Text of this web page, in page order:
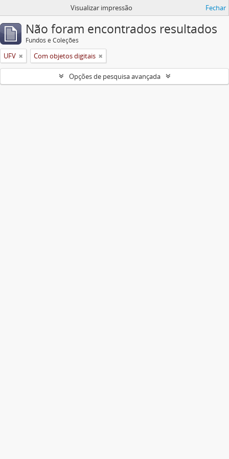
Visualizar impressão Fechar
Não foram encontrados resultados
Fundos e Coleções
UFV Com objetos digitais
Opções de pesquisa avançada